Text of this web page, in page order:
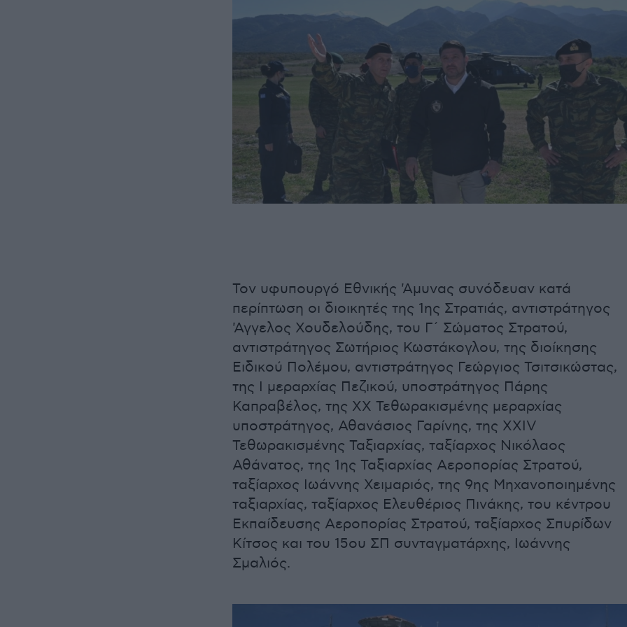
Τον υφυπουργό Εθνικής 'Αμυνας συνόδευαν κατά
περίπτωση οι διοικητές της 1ης Στρατιάς, αντιστράτηγος
'Αγγελος Χουδελούδης, του Γ΄ Σώματος Στρατού,
αντιστράτηγος Σωτήριος Κωστάκογλου, της διοίκησης
Ειδικού Πολέμου, αντιστράτηγος Γεώργιος Τσιτσικώστας,
της Ι μεραρχίας Πεζικού, υποστράτηγος Πάρης
Καπραβέλος, της ΧΧ Τεθωρακισμένης μεραρχίας
υποστράτηγος, Αθανάσιος Γαρίνης, της ΧΧΙV
Τεθωρακισμένης Ταξιαρχίας, ταξίαρχος Νικόλαος
Αθάνατος, της 1ης Ταξιαρχίας Αεροπορίας Στρατού,
ταξίαρχος Ιωάννης Χειμαριός, της 9ης Μηχανοποιημένης
ταξιαρχίας, ταξίαρχος Ελευθέριος Πινάκης, του κέντρου
Εκπαίδευσης Αεροπορίας Στρατού, ταξίαρχος Σπυρίδων
Κίτσος και του 15ου ΣΠ συνταγματάρχης, Ιωάννης
Σμαλιός.